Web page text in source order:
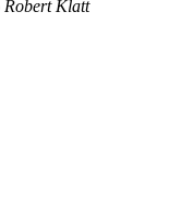
Robert Klatt